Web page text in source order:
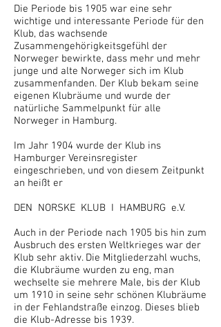
Die Periode bis 1905 war eine sehr
wichtige und interessante Periode für den
Klub, das wachsende
Zusammengehörigkeitsgefühl der
Norweger bewirkte, dass mehr und mehr
junge und alte Norweger sich im Klub
zusammenfanden. Der Klub bekam seine
eigenen Klubräume und wurde der
natürliche Sammelpunkt für alle
Norweger in Hamburg.
Im Jahr 1904 wurde der Klub ins
Hamburger Vereinsregister
eingeschrieben, und von diesem Zeitpunkt
an heißt er
DEN NORSKE KLUB I HAMBURG e.V.
Auch in der Periode nach 1905 bis hin zum
Ausbruch des ersten Weltkrieges war der
Klub sehr aktiv. Die Mitgliederzahl wuchs,
die Klubräume wurden zu eng, man
wechselte sie mehrere Male, bis der Klub
um 1910 in seine sehr schönen Klubräume
in der Fehlandstraße einzog. Dieses blieb
die Klub-Adresse bis 1939.